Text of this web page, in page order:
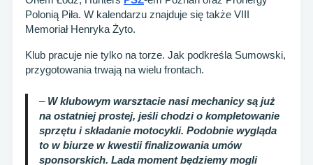
Polonią Piła. W kalendarzu znajduje się także VIII
Memoriał Henryka Żyto.
Klub pracuje nie tylko na torze. Jak podkreśla Sumowski,
przygotowania trwają na wielu frontach.
– W klubowym warsztacie nasi mechanicy są już
na ostatniej prostej, jeśli chodzi o kompletowanie
sprzętu i składanie motocykli. Podobnie wygląda
to w biurze w kwestii finalizowania umów
sponsorskich. Lada moment będziemy mogli